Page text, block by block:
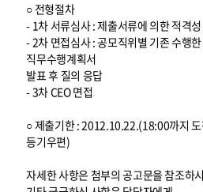
○ 전형절차
- 1차 서류심사 : 제출서류에 의한 적격
- 2차 면접심사 : 공모직위별 기존 수행
직무수행계획서
발표 후 질의 응답
- 3차 CEO 면접
○ 제출기한 : 2012.10.22.(18:00까지 도
등기우편)
자세한 사항은 첨부의 공고문을 참조하